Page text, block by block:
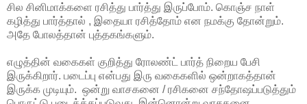
சில சினிமாக்களை ரசித்து பார்த்து இருப்போம். கொஞ்ச நாள்
கழித்து பார்த்தால் , இதையா ரசித்தோம் என நமக்கு தோன்றும்.
அதே போலத்தான் புத்தகங்களும்.
எழுத்தின் வகைகள் குறித்து ரோலண்ட் பார்த் நிறைய பேசி
இருக்கிறார். படைப்பு என்பது இரு வகைகளில் ஒன்றாகத்தான்
இருக்க முடியும். ஒன்று வாசகனை / ரசிகனை சந்தோஷப்படுத்தும்